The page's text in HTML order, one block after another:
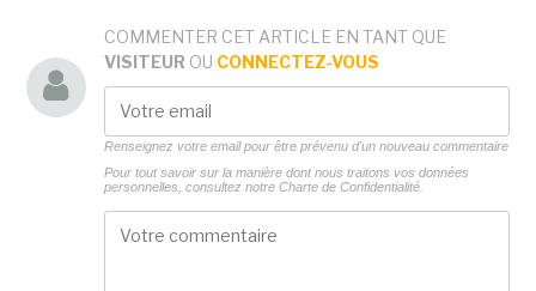
COMMENTER CET ARTICLE EN TANT QUE
VISITEUR OU CONNECTEZ-VOUS
Renseignez votre email pour être prévenu d'un nouveau commentaire
Pour tout savoir sur la manière dont nous traitons vos données
personnelles, consultez notre Charte de Confidentialité.